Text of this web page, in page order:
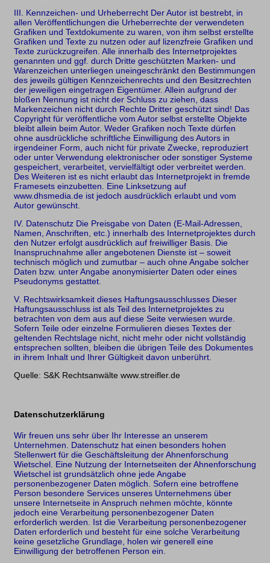
III. Kennzeichen- und Urheberrecht Der Autor ist bestrebt, in
allen Veröffentlichungen die Urheberrechte der verwendeten
Grafiken und Textdokumente zu waren, von ihm selbst erstellte
Grafiken und Texte zu nutzen oder auf lizenzfreie Grafiken und
Texte zurückzugreifen. Alle innerhalb des Internetprojektes
genannten und ggf. durch Dritte geschützten Marken- und
Warenzeichen unterliegen uneingeschränkt den Bestimmungen
des jeweils gültigen Kennzeichenrechts und den Besitzrechten
der jeweiligen eingetragen Eigentümer. Allein aufgrund der
bloßen Nennung ist nicht der Schluss zu ziehen, dass
Markenzeichen nicht durch Rechte Dritter geschützt sind! Das
Copyright für veröffentliche vom Autor selbst erstellte Objekte
bleibt allein beim Autor. Weder Grafiken noch Texte dürfen
ohne ausdrückliche schriftliche Einwilligung des Autors in
irgendeiner Form, auch nicht für private Zwecke, reproduziert
oder unter Verwendung elektronischer oder sonstiger Systeme
gespeichert, verarbeitet, vervielfältigt oder verbreitet werden.
Des Weiteren ist es nicht erlaubt das Internetprojekt in fremde
Framesets einzubetten. Eine Linksetzung auf
www.dhsmedia.de ist jedoch ausdrücklich erlaubt und vom
Autor gewünscht.
IV. Datenschutz Die Preisgabe von Daten (E-Mail-Adressen,
Namen, Anschriften, etc.) innerhalb des Internetprojektes durch
den Nutzer erfolgt ausdrücklich auf freiwilliger Basis. Die
Inanspruchnahme aller angebotenen Dienste ist – soweit
technisch möglich und zumutbar – auch ohne Angabe solcher
Daten bzw. unter Angabe anonymisierter Daten oder eines
Pseudonyms gestattet.
V. Rechtswirksamkeit dieses Haftungsausschlusses Dieser
Haftungsausschluss ist als Teil des Internetprojektes zu
betrachten von dem aus auf diese Seite verwiesen wurde.
Sofern Teile oder einzelne Formulieren dieses Textes der
geltenden Rechtslage nicht, nicht mehr oder nicht vollständig
entsprechen sollten, bleiben die übrigen Teile des Dokumentes
in ihrem Inhalt und Ihrer Gültigkeit davon unberührt.
Quelle: S&K Rechtsanwälte www.streifler.de
Datenschutzerklärung
Wir freuen uns sehr über Ihr Interesse an unserem
Unternehmen. Datenschutz hat einen besonders hohen
Stellenwert für die Geschäftsleitung der Ahnenforschung
Wietschel. Eine Nutzung der Internetseiten der Ahnenforschung
Wietschel ist grundsätzlich ohne jede Angabe
personenbezogener Daten möglich. Sofern eine betroffene
Person besondere Services unseres Unternehmens über
unsere Internetseite in Anspruch nehmen möchte, könnte
jedoch eine Verarbeitung personenbezogener Daten
erforderlich werden. Ist die Verarbeitung personenbezogener
Daten erforderlich und besteht für eine solche Verarbeitung
keine gesetzliche Grundlage, holen wir generell eine
Einwilligung der betroffenen Person ein.